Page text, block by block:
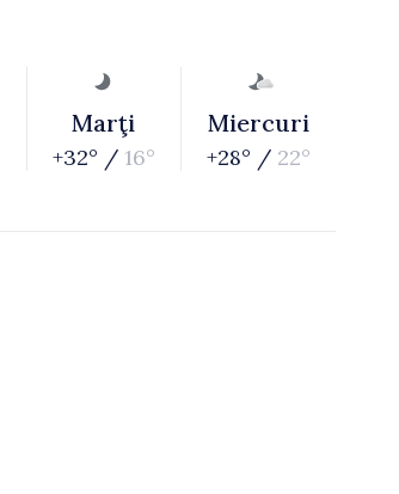
Marţi
+32° / 16°
Miercuri
+28° / 22°